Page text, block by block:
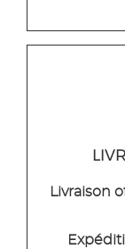
Livraison